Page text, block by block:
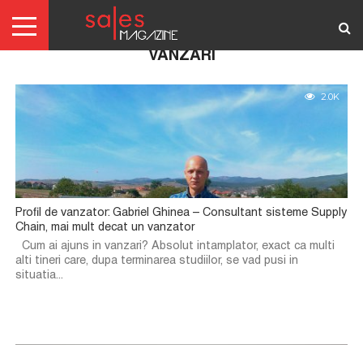
AUTENTIFICARE
VANZARI
2.0K
Profil de vanzator: Gabriel Ghinea – Consultant sisteme Supply
Chain, mai mult decat un vanzator
Cum ai ajuns in vanzari? Absolut intamplator, exact ca multi
alti tineri care, dupa terminarea studiilor, se vad pusi in
situatia...